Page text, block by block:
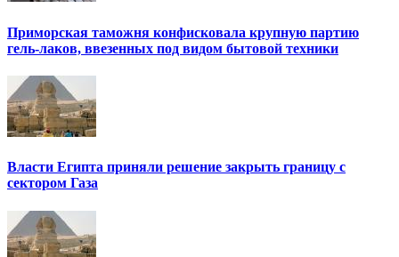
Приморская таможня конфисковала крупную партию
гель-лаков, ввезенных под видом бытовой техники
Власти Египта приняли решение закрыть границу с
сектором Газа